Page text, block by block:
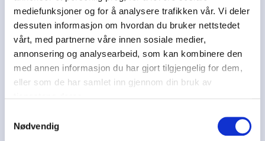
mediefunksjoner og for å analysere trafikken vår. Vi deler
dessuten informasjon om hvordan du bruker nettstedet
vårt, med partnerne våre innen sosiale medier,
annonsering og analysearbeid, som kan kombinere den
med annen informasjon du har gjort tilgjengelig for dem,
eller som de har samlet inn gjennom din bruk av
Nødvendig